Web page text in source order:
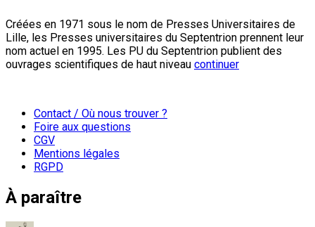
Créées en 1971 sous le nom de Presses Universitaires de
Lille, les Presses universitaires du Septentrion prennent leur
nom actuel en 1995. Les PU du Septentrion publient des
ouvrages scientifiques de haut niveau continuer
Contact / Où nous trouver ?
Foire aux questions
CGV
Mentions légales
RGPD
À paraître